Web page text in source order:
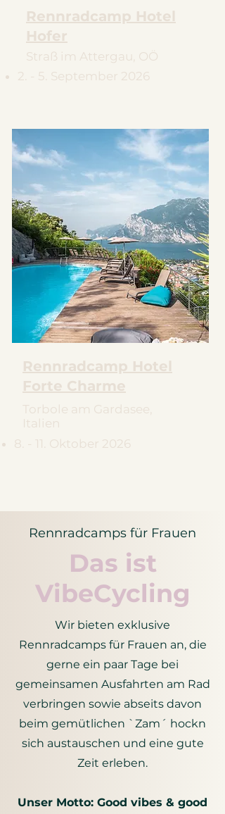
2. - 5. September 2026
Rennradcamp Hotel
Hofer
Straß im Attergau, OÖ
Torbole am Gardasee,
Italien
8. - 11. Oktober 2026
Rennradcamp Hotel
Forte Charme
Rennradcamps für Frauen
Das ist
VibeCycling
Wir bieten exklusive
Rennradcamps für Frauen an, die
gerne ein paar Tage bei
gemeinsamen Ausfahrten am Rad
verbringen sowie abseits davon
beim gemütlichen `Zam´ hockn
sich austauschen und eine gute
Zeit erleben.
Unser Motto: Good vibes & good